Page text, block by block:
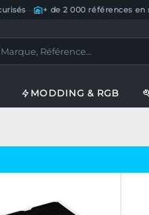
— + de 2 000 références en
MODDING & RGB